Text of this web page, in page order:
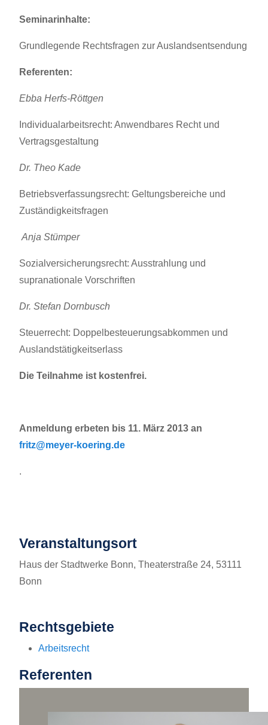
Seminarinhalte:
Grundlegende Rechtsfragen zur Auslandsentsendung
Referenten:
Ebba Herfs-Röttgen
Individualarbeitsrecht: Anwendbares Recht und
Vertragsgestaltung
Dr. Theo Kade
Betriebsverfassungsrecht: Geltungsbereiche und
Zuständigkeitsfragen
Anja Stümper
Sozialversicherungsrecht: Ausstrahlung und
supranationale Vorschriften
Dr. Stefan Dornbusch
Steuerrecht: Doppelbesteuerungsabkommen und
Auslandstätigkeitserlass
Die Teilnahme ist kostenfrei.
Anmeldung erbeten bis 11. März 2013 an
fritz@meyer-koering.de
.
Veranstaltungsort
Haus der Stadtwerke Bonn, Theaterstraße 24, 53111
Bonn
Rechtsgebiete
Arbeitsrecht
Referenten